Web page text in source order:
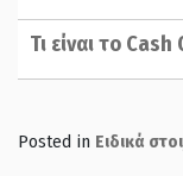
Τι είναι το Cash
Posted in Ειδικά